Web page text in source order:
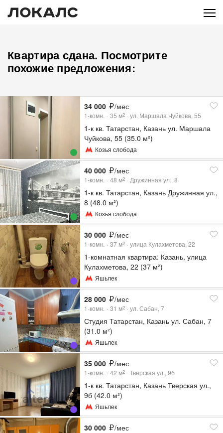
Квартира сдана. Посмотрите
похожие предложения:
34 000 /мес
1-комн. 35 м2 ул. Маршала Чуйкова, 55
1-к кв. Татарстан, Казань ул. Маршала
Чуйкова, 55 (35.0 м²)
Козья слобода
40 000 /мес
1-комн. 48 м2 Дружинная ул., 8
1-к кв. Татарстан, Казань Дружинная ул.,
8 (48.0 м²)
Козья слобода
30 000 /мес
1-комн. 37 м2 улица Кулахметова, 22
1-комнатная квартира: Казань, улица
Кулахметова, 22 (37 м²)
Яшьлек
28 000 /мес
1-комн. 31 м2 ул. Сабан, 7
Студия Татарстан, Казань ул. Сабан, 7
(31.0 м²)
Яшьлек
35 000 /мес
1-комн. 42 м2 Тверская ул., 9б
1-к кв. Татарстан, Казань Тверская ул.,
9б (42.0 м²)
Яшьлек
30 000 /мес